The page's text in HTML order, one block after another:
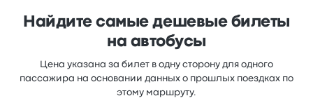
Найдите самые дешевые билеты
на автобусы
Цена указана за билет в одну сторону для одного
пассажира на основании данных о прошлых поездках по
этому маршруту.